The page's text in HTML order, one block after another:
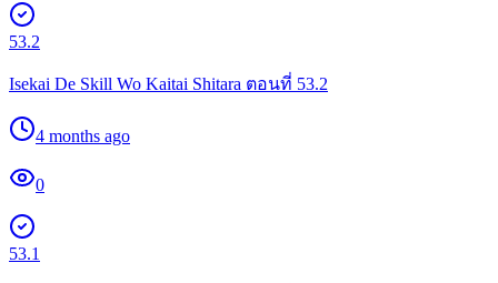
53.2
Isekai De Skill Wo Kaitai Shitara ตอนที่ 53.2
4 months ago
0
53.1